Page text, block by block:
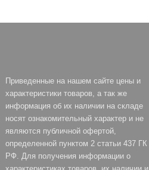
Приведенные на нашем сайте цены и
характеристики товаров, а так же
информация об их наличии на складе
носят ознакомительный характер и не
являются публичной офертой,
определенной пунктом 2 статьи 437 ГК
РФ. Для получения информации о